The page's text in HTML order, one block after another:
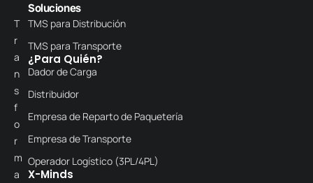
T
r
a
n
s
f
o
r
m
a
Soluciones
TMS para Distribución
TMS para Transporte
¿Para Quién?
Dador de Carga
Distribuidor
Empresa de Reparto de Paquetería
Empresa de Transporte
Operador Logístico (3PL/4PL)
X-Minds